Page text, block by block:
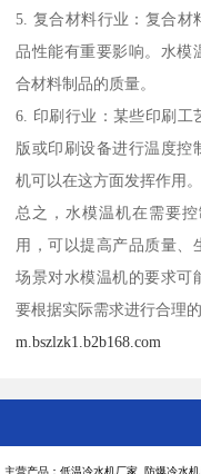
5. 复合材料行业：复合材
品性能有重要影响。水模
合材料制品的质量。
6. 印刷行业：某些印刷工
版或印刷设备进行温度控
机可以在这方面发挥作用。
总之，水模温机在需要
用，可以提高产品质量、
场景对水模温机的要求可
要根据实际需求进行合理
m.bszlzk1.b2b168.com
主营产品：低温冷水机厂家 防爆冷水